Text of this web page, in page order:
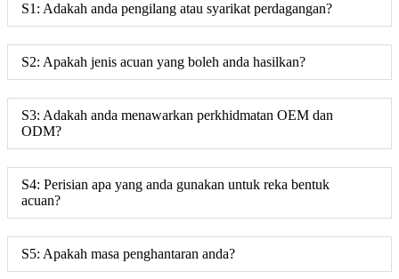
S1: Adakah anda pengilang atau syarikat perdagangan?
S2: Apakah jenis acuan yang boleh anda hasilkan?
S3: Adakah anda menawarkan perkhidmatan OEM dan
ODM?
S4: Perisian apa yang anda gunakan untuk reka bentuk
acuan?
S5: Apakah masa penghantaran anda?